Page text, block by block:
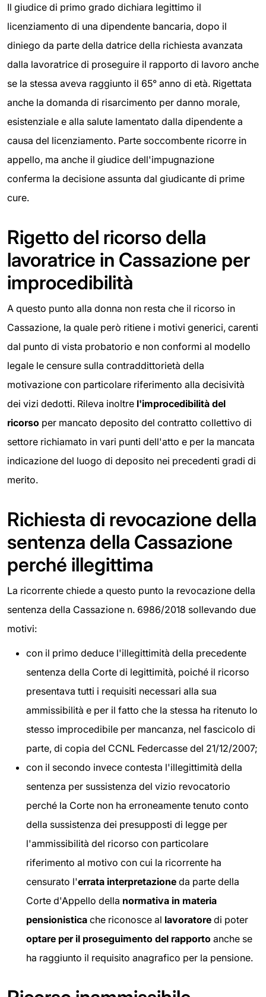
Il giudice di primo grado dichiara legittimo il
licenziamento di una dipendente bancaria, dopo il
diniego da parte della datrice della richiesta avanzata
dalla lavoratrice di proseguire il rapporto di lavoro anche
se la stessa aveva raggiunto il 65° anno di età. Rigettata
anche la domanda di risarcimento per danno morale,
esistenziale e alla salute lamentato dalla dipendente a
causa del licenziamento. Parte soccombente ricorre in
appello, ma anche il giudice dell'impugnazione
conferma la decisione assunta dal giudicante di prime
cure.
Rigetto del ricorso della
lavoratrice in Cassazione per
improcedibilità
A questo punto alla donna non resta che il ricorso in
Cassazione, la quale però ritiene i motivi generici, carenti
dal punto di vista probatorio e non conformi al modello
legale le censure sulla contraddittorietà della
motivazione con particolare riferimento alla decisività
dei vizi dedotti. Rileva inoltre l'improcedibilità del
ricorso per mancato deposito del contratto collettivo di
settore richiamato in vari punti dell'atto e per la mancata
indicazione del luogo di deposito nei precedenti gradi di
merito.
Richiesta di revocazione della
sentenza della Cassazione
perché illegittima
La ricorrente chiede a questo punto la revocazione della
sentenza della Cassazione n. 6986/2018 sollevando due
motivi:
con il primo deduce l'illegittimità della precedente
sentenza della Corte di legittimità, poiché il ricorso
presentava tutti i requisiti necessari alla sua
ammissibilità e per il fatto che la stessa ha ritenuto lo
stesso improcedibile per mancanza, nel fascicolo di
parte, di copia del CCNL Federcasse del 21/12/2007;
con il secondo invece contesta l'illegittimità della
sentenza per sussistenza del vizio revocatorio
perché la Corte non ha erroneamente tenuto conto
della sussistenza dei presupposti di legge per
l'ammissibilità del ricorso con particolare
riferimento al motivo con cui la ricorrente ha
censurato l'errata interpretazione da parte della
Corte d'Appello della normativa in materia
pensionistica che riconosce al lavoratore di poter
optare per il proseguimento del rapporto anche se
ha raggiunto il requisito anagrafico per la pensione.